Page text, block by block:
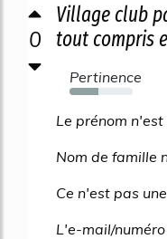
0
Village club
tout compris
Pertinence
45%
Le prénom
Nom de famille
Ce n'est pas
L'e-mail/